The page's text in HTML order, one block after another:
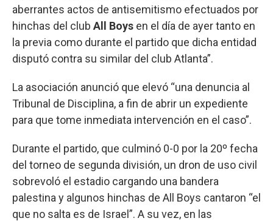
aberrantes actos de antisemitismo efectuados por
hinchas del club All Boys en el día de ayer tanto en
la previa como durante el partido que dicha entidad
disputó contra su similar del club Atlanta”.
La asociación anunció que elevó “una denuncia al
Tribunal de Disciplina, a fin de abrir un expediente
para que tome inmediata intervención en el caso”.
Durante el partido, que culminó 0-0 por la 20º fecha
del torneo de segunda división, un dron de uso civil
sobrevoló el estadio cargando una bandera
palestina y algunos hinchas de All Boys cantaron “el
que no salta es de Israel”. A su vez, en las